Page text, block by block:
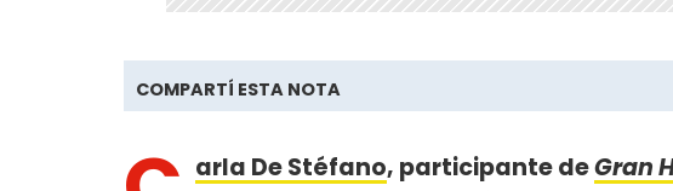
COMPARTÍ ESTA NOTA
arla De Stéfano, participante deGran